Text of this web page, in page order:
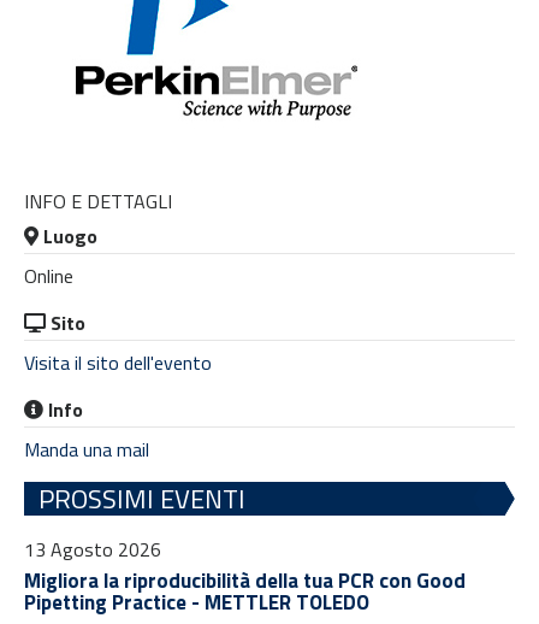
INFO E DETTAGLI
Luogo
Online
Sito
Visita il sito dell'evento
Info
Manda una mail
PROSSIMI EVENTI
13 Agosto 2026
Migliora la riproducibilità della tua PCR con Good
Pipetting Practice - METTLER TOLEDO